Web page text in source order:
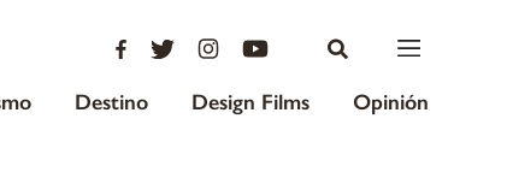
Destino Design Films Opinión